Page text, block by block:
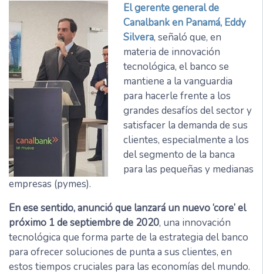
El gerente general de
Canalbank en Panamá, Eddy
Silvera, señaló que, en
materia de innovación
tecnológica, el banco se
mantiene a la vanguardia
para hacerle frente a los
grandes desafíos del sector y
satisfacer la demanda de sus
clientes, especialmente a los
del segmento de la banca
para las pequeñas y medianas
empresas (pymes).
En ese sentido, anunció que lanzará un nuevo ‘core’ el
próximo 1 de septiembre de 2020, una innovación
tecnológica que forma parte de la estrategia del banco
para ofrecer soluciones de punta a sus clientes, en
estos tiempos cruciales para las economías del mundo.